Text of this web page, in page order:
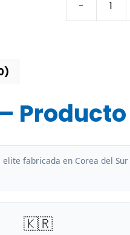
-
elite fabricada en Corea del Sur
🇰🇷